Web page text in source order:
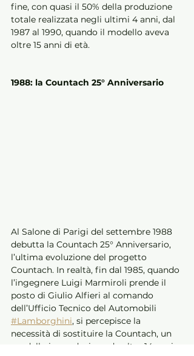
fine, con quasi il 50% della produzione
totale realizzata negli ultimi 4 anni, dal
1987 al 1990, quando il modello aveva
oltre 15 anni di età.
1988: la Countach 25° Anniversario
Al Salone di Parigi del settembre 1988
debutta la Countach 25° Anniversario,
l’ultima evoluzione del progetto
Countach. In realtà, fin dal 1985, quando
l’ingegnere Luigi Marmiroli prende il
posto di Giulio Alfieri al comando
dell’Ufficio Tecnico del Automobili
#Lamborghini, si percepisce la
necessità di sostituire la Countach, un
modello in produzione da oltre 14 anni.